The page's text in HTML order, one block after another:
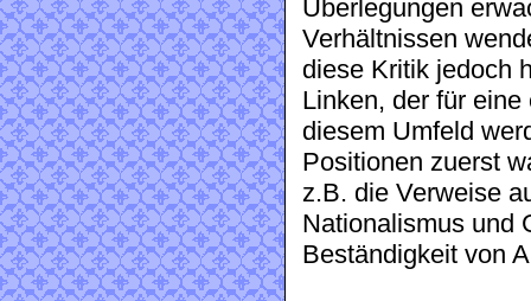
Überlegungen
Verhältnissen
diese Kritik jedoch
Linken, der für
diesem Umfeld
Positionen zuerst
z.B. die Verweise
Nationalismus und
Beständigkeit von